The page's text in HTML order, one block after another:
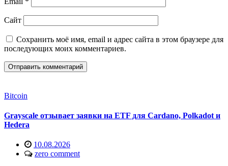
Сайт
Сохранить моё имя, email и адрес сайта в этом браузере для
последующих моих комментариев.
Bitcoin
Grayscale отзывает заявки на ETF для Cardano, Polkadot и
Hedera
10.08.2026
zero comment